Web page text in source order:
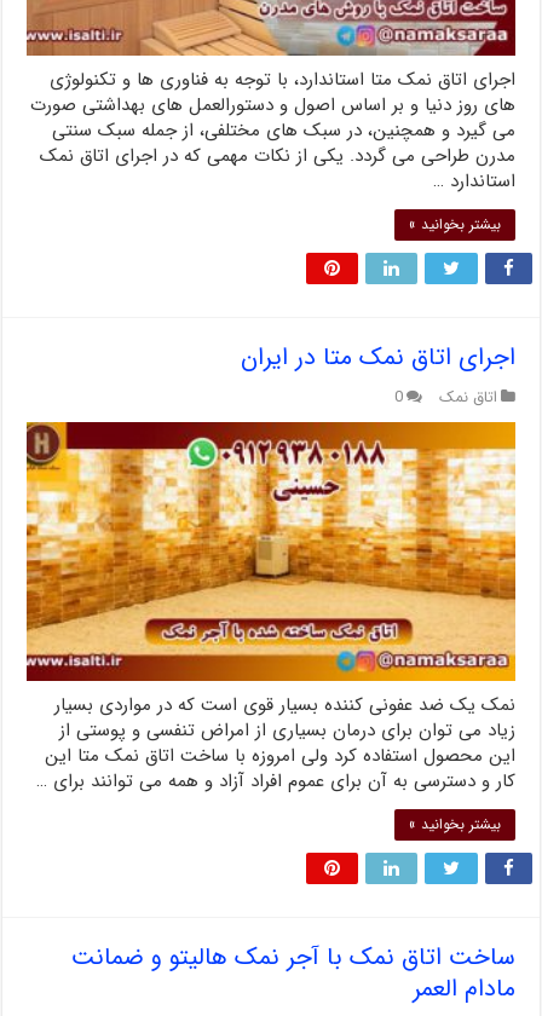
اجرای اتاق نمک متا استاندارد، با توجه به فناوری ها و تکنولوژی
های روز دنیا و بر اساس اصول و دستورالعمل های بهداشتی صورت
می گیرد و همچنین، در سبک های مختلفی، از جمله سبک سنتی
مدرن طراحی می گردد. یکی از نکات مهمی که در اجرای اتاق نمک
استاندارد …
بیشتر بخوانید »
اجرای اتاق نمک متا در ایران
اتاق نمک 0
نمک یک ضد عفونی کننده بسیار قوی است که در مواردی بسیار
زیاد می توان برای درمان بسیاری از امراض تنفسی و پوستی از
این محصول استفاده کرد ولی امروزه با ساخت اتاق نمک متا این
کار و دسترسی به آن برای عموم افراد آزاد و همه می توانند برای …
بیشتر بخوانید »
ساخت اتاق نمک با آجر نمک هالیتو و ضمانت
مادام العمر